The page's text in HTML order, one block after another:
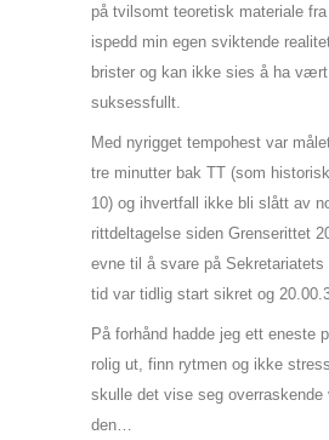
på tvilsomt teoretisk materiale
ispedd min egen sviktende
brister og kan ikke sies å ha
suksessfullt.
Med nyrigget tempohest var
tre minutter bak TT (som
10) og ihvertfall ikke bli slått av
rittdeltagelse siden Grenserittet
evne til å svare på
tid var tidlig start sikret og
På forhånd hadde jeg ett eneste
rolig ut, finn rytmen og ikke
skulle det vise seg overraskende
den…